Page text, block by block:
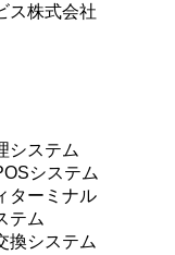
ス株式会社
システム
システム
ターミナル
テム
換システム